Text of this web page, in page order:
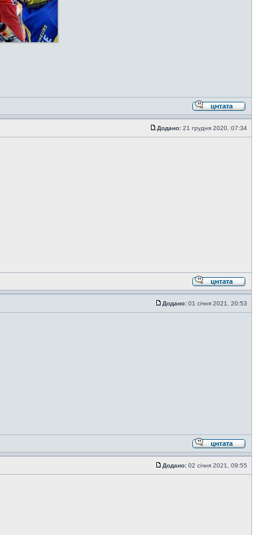
Додано: 21 грудня 2020, 07:34
Додано: 01 січня 2021, 20:53
Додано: 02 січня 2021, 09:55